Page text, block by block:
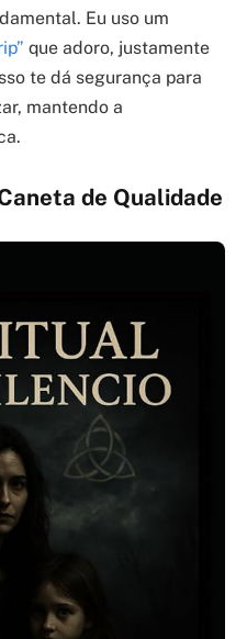
Eu uso um
que adoro, justamente
te dá segurança para
mantendo a
de Qualidade